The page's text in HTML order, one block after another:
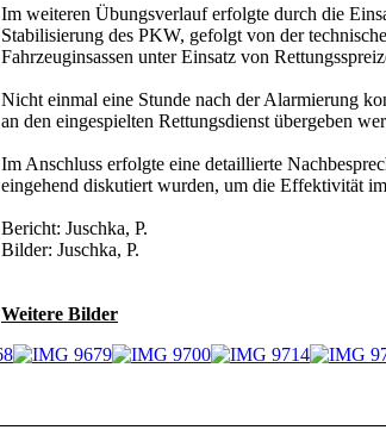
Im weiteren Übungsverlauf erfolgte durch die
Stabilisierung des PKW, gefolgt von der
Fahrzeuginsassen unter Einsatz von
Nicht einmal eine Stunde nach der Alarmierung
an den eingespielten Rettungsdienst übergeben
Im Anschluss erfolgte eine detaillierte
eingehend diskutiert wurden, um die Effektivität
Bericht: Juschka, P.
Bilder: Juschka, P.
Weitere Bilder